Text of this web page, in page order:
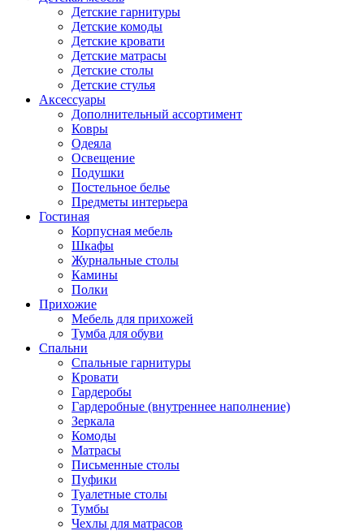
Детские гарнитуры
Детские комоды
Детские кровати
Детские матрасы
Детские столы
Детские стулья
Аксессуары
Дополнительный ассортимент
Ковры
Одеяла
Освещение
Подушки
Постельное белье
Предметы интерьера
Гостиная
Корпусная мебель
Шкафы
Журнальные столы
Камины
Полки
Прихожие
Мебель для прихожей
Тумба для обуви
Спальни
Спальные гарнитуры
Кровати
Гардеробы
Гардеробные (внутреннее наполнение)
Зеркала
Комоды
Матрасы
Письменные столы
Пуфики
Туалетные столы
Тумбы
Чехлы для матрасов